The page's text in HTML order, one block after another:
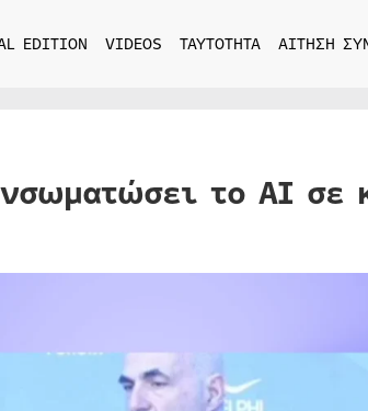
EDITION VIDEOS ΤΑΥΤΟΤΗΤΑ ΑΙΤΗΣΗ
το ΑΙ σε